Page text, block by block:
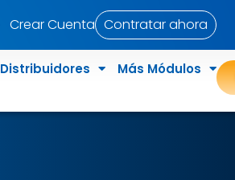
Crear Cuenta Contratar ahora
Distribuidores Más Módulos